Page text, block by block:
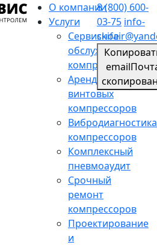
О компании
Услуги
Сервисное
обслуживание
компрессоров
Аренда
винтовых
компрессоров
Вибродиагностика
компрессоров
Комплексный
пневмоаудит
Срочный
ремонт
компрессоров
Проектирование
и
8 (800) 600-
03-75 info-
email